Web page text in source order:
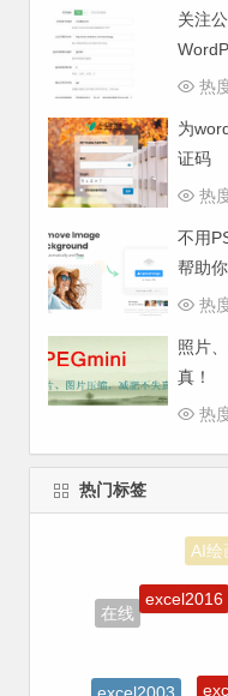
关注
热
为
证码
热
不用
帮助
热
照片
真！
热
热门标签
在线
excel2016
excel2003